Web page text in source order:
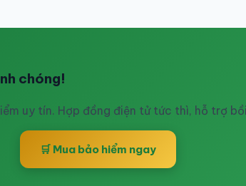
chóng!
uy tín. Hợp đồng điện tử tức thì, hỗ trợ
🛒 Mua bảo hiểm ngay